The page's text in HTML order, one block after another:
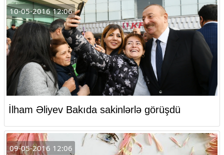
10-05-2016 12:06
İlham Əliyev Bakıda sakinlərlə görüşdü
09-05-2016 12:06